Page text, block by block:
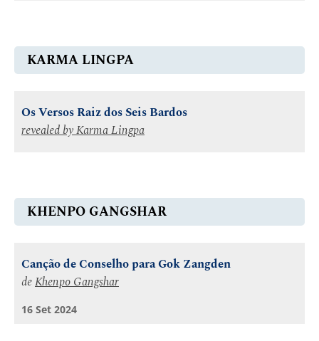
KARMA LINGPA
Os Versos Raiz dos Seis Bardos
revealed byKarma Lingpa
KHENPO GANGSHAR
Canção de Conselho para Gok Zangden
deKhenpo Gangshar
16 Set 2024